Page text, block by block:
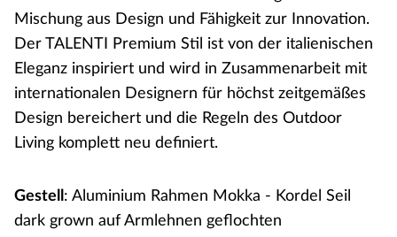
Mischung aus Design und Fähigkeit zur Innovation.
Der TALENTI Premium Stil ist von der italienischen
Eleganz inspiriert und wird in Zusammenarbeit mit
internationalen Designern für höchst zeitgemäßes
Design bereichert und die Regeln des Outdoor
Living komplett neu definiert.
Gestell : Aluminium Rahmen Mokka - Kordel Seil
dark grown auf Armlehnen geflochten